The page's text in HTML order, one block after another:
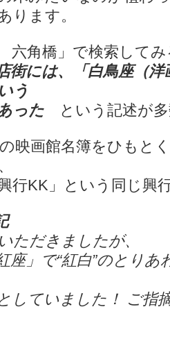
ります。
六角橋」で検索してみ
街には、「白鳥座（
う
った という記述が
映画館名簿をひもと
行KK」という同じ興
ただきましたが、
座」で“紅白”のとり
していました！ ご指